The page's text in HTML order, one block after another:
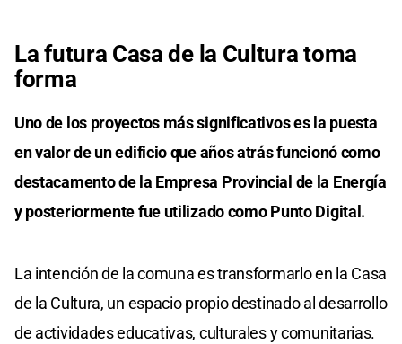
La futura Casa de la Cultura toma
forma
Uno de los proyectos más significativos es la puesta
en valor de un edificio que años atrás funcionó como
destacamento de la Empresa Provincial de la Energía
y posteriormente fue utilizado como Punto Digital.
La intención de la comuna es transformarlo en la Casa
de la Cultura, un espacio propio destinado al desarrollo
de actividades educativas, culturales y comunitarias.